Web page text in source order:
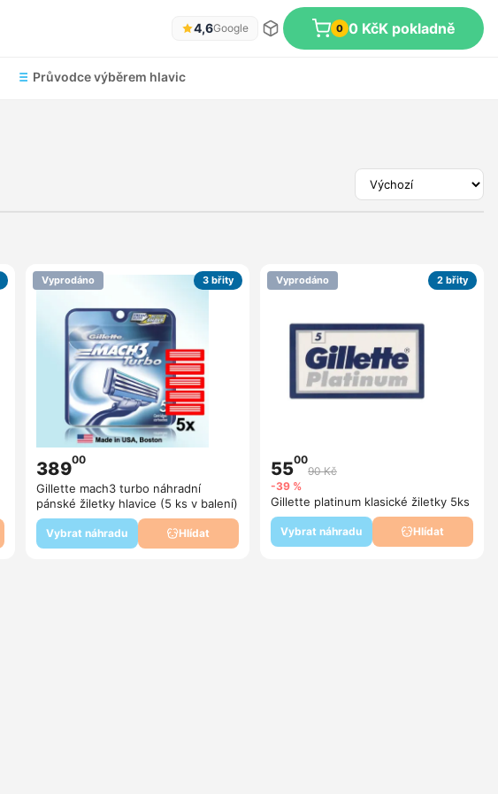
4,6Google 0 0 KčK pokladně
Průvodce výběrem hlavic
Vyprodáno 3 břity
38900
Gillette mach3 turbo náhradní
pánské žiletky hlavice (5 ks v balení)
Vybrat náhradu Hlídat
Vyprodáno 2 břity
5500
90 Kč
-39 %
Gillette platinum klasické žiletky 5ks
Vybrat náhradu Hlídat